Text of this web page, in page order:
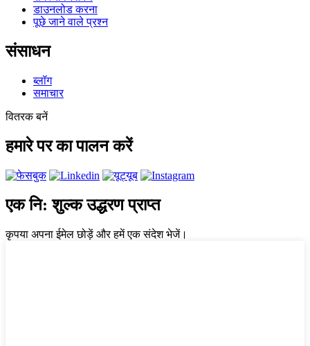
डाउनलोड करना
पूछे जाने वाले प्रश्न
संसाधन
ब्लॉग
समाचार
वितरक बनें
हमारे पर का पालन करें
एक नि: शुल्क उद्धरण प्राप्त
कृपया अपना ईमेल छोड़ें और हमें एक संदेश भेजें।